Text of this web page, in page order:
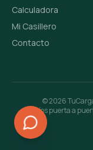
Calculadora
Mi Casillero
Contacto
©2026
Envíos puerta a